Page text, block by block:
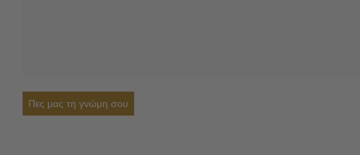
Πες μας τη γνώμη σου